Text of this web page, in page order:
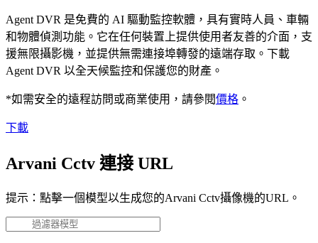
Agent DVR 是免費的 AI 驅動監控軟體，具有實時人員、車輛
和物體偵測功能。它在任何裝置上提供使用者友善的介面，支
援無限攝影機，並提供無需連接埠轉發的遠端存取。下載
Agent DVR 以全天候監控和保護您的財產。
*如需安全的遠程訪問或商業使用，請參閱價格 。
下載
Arvani Cctv 連接 URL
提示：點擊一個模型以生成您的Arvani Cctv攝像機的URL。